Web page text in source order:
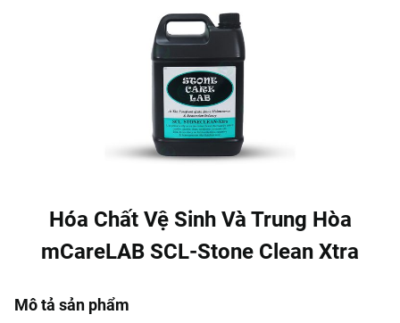
Hóa Chất Vệ Sinh Và Trung Hòa
mCareLAB SCL-Stone Clean Xtra
Mô tả sản phẩm